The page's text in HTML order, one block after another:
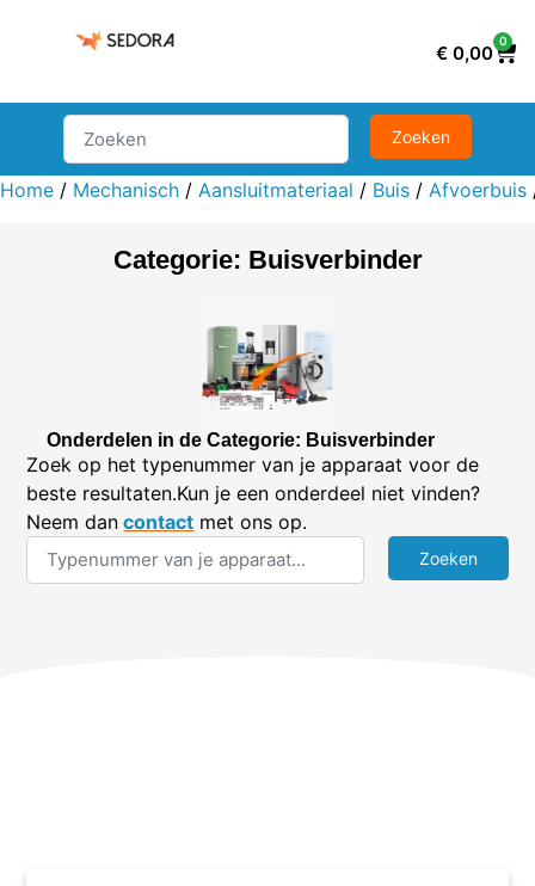
€ 0,00
0
Home / Mechanisch / Aansluitmateriaal / Buis / Afvoerbuis
Categorie: Buisverbinder
Onderdelen in de Categorie: Buisverbinder
Zoek op het typenummer van je apparaat voor de
beste resultaten.Kun je een onderdeel niet vinden?
Neem dan contact met ons op.